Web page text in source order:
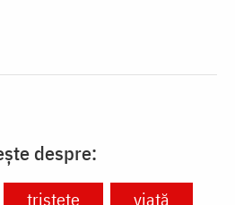
despre:
tristețe
viață